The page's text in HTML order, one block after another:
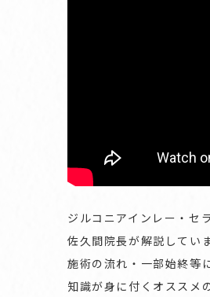
ジルコニアインレー・セ
佐久間院長が解説していま
施術の流れ・一部始終等
知識が身に付くオススメ